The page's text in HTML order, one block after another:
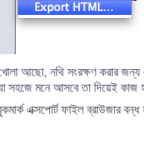
আছো, নথি সংরক্ষণ করার
সহজে মনে আসবে তা দিয়েই কাজ
এক্সপোর্ট ফাইল ব্রাউজার বন্ধ